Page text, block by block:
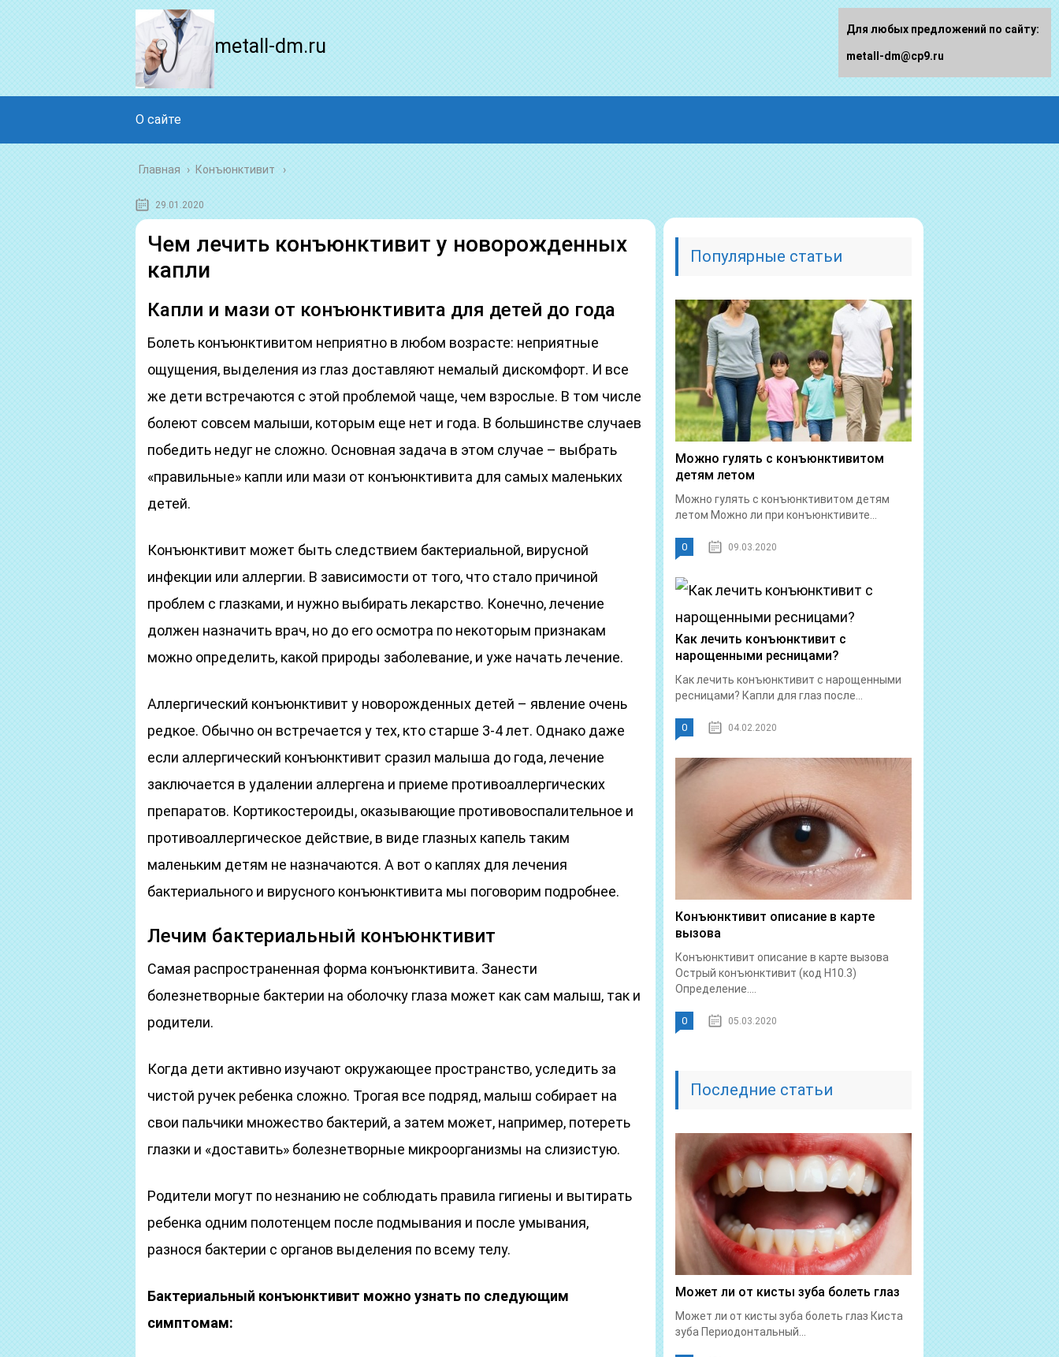
metall-dm.ru
О сайте
Главная › Конъюнктивит
29.01.2020
Чем лечить конъюнктивит у новорожденных
капли
Капли и мази от конъюнктивита для детей до года
Болеть конъюнктивитом неприятно в любом возрасте: неприятные
ощущения, выделения из глаз доставляют немалый дискомфорт. И все
же дети встречаются с этой проблемой чаще, чем взрослые. В том числе
болеют совсем малыши, которым еще нет и года. В большинстве случаев
победить недуг не сложно. Основная задача в этом случае – выбрать
«правильные» капли или мази от конъюнктивита для самых маленьких
детей.
Конъюнктивит может быть следствием бактериальной, вирусной
инфекции или аллергии. В зависимости от того, что стало причиной
проблем с глазками, и нужно выбирать лекарство. Конечно, лечение
должен назначить врач, но до его осмотра по некоторым признакам
можно определить, какой природы заболевание, и уже начать лечение.
Аллергический конъюнктивит у новорожденных детей – явление очень
редкое. Обычно он встречается у тех, кто старше 3-4 лет. Однако даже
если аллергический конъюнктивит сразил малыша до года, лечение
заключается в удалении аллергена и приеме противоаллергических
препаратов. Кортикостероиды, оказывающие противовоспалительное и
противоаллергическое действие, в виде глазных капель таким
маленьким детям не назначаются. А вот о каплях для лечения
бактериального и вирусного конъюнктивита мы поговорим подробнее.
Лечим бактериальный конъюнктивит
Самая распространенная форма конъюнктивита. Занести
болезнетворные бактерии на оболочку глаза может как сам малыш, так и
родители.
Когда дети активно изучают окружающее пространство, уследить за
чистой ручек ребенка сложно. Трогая все подряд, малыш собирает на
свои пальчики множество бактерий, а затем может, например, потереть
глазки и «доставить» болезнетворные микроорганизмы на слизистую.
Родители могут по незнанию не соблюдать правила гигиены и вытирать
ребенка одним полотенцем после подмывания и после умывания,
разнося бактерии с органов выделения по всему телу.
Бактериальный конъюнктивит можно узнать по следующим
симптомам:
Популярные статьи
Можно гулять с конъюнктивитом
детям летом
Можно гулять с конъюнктивитом детям
летом Можно ли при конъюнктивите...
0 09.03.2020
Как лечить конъюнктивит с
нарощенными ресницами?
Как лечить конъюнктивит с нарощенными
ресницами? Капли для глаз после...
0 04.02.2020
Конъюнктивит описание в карте
вызова
Конъюнктивит описание в карте вызова
Острый конъюнктивит (код Н10.3)
Определение....
0 05.03.2020
Последние статьи
Может ли от кисты зуба болеть глаз
Может ли от кисты зуба болеть глаз Киста
зуба Периодонтальный...
Для любых предложений по сайту:
metall-dm@cp9.ru